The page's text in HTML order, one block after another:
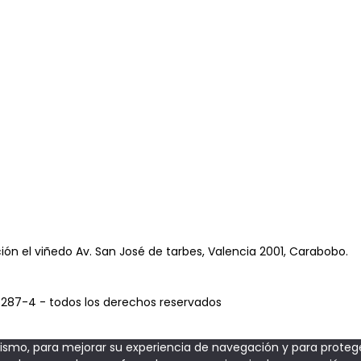
el viñedo Av. San José de tarbes, Valencia 2001, Carabobo.
4 - todos los derechos reservados
para mejorar su experiencia de navegación y para